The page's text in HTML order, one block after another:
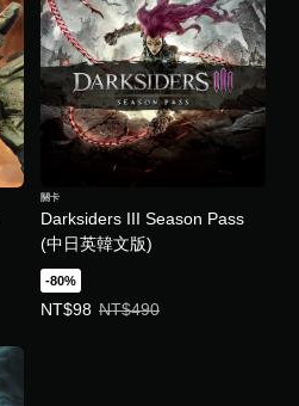
Darksiders III Season Pass
(中日英韓文版)
關卡
-80%
NT$98
優惠價NT$98。原價NT$490。
NT$490